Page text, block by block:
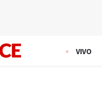
VIVO